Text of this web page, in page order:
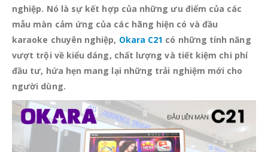
nghiệp. Nó là sự kết hợp của những ưu điểm của các
mẫu màn cảm ứng của các hãng hiện có và đầu
karaoke chuyên nghiệp, Okara C21 có những tính năng
vượt trội về kiểu dáng, chất lượng và tiết kiệm chi phí
đầu tư, hứa hẹn mang lại những trải nghiệm mới cho
người dùng.